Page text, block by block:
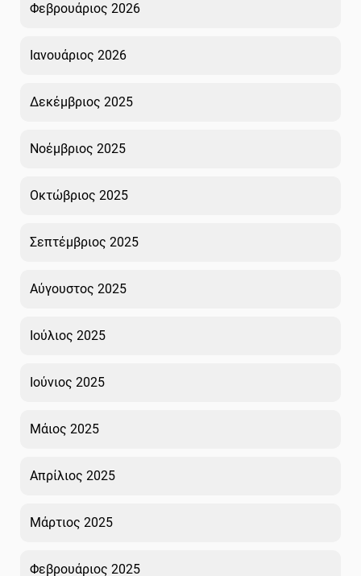
Φεβρουάριος 2026
Ιανουάριος 2026
Δεκέμβριος 2025
Νοέμβριος 2025
Οκτώβριος 2025
Σεπτέμβριος 2025
Αύγουστος 2025
Ιούλιος 2025
Ιούνιος 2025
Μάιος 2025
Απρίλιος 2025
Μάρτιος 2025
Φεβρουάριος 2025